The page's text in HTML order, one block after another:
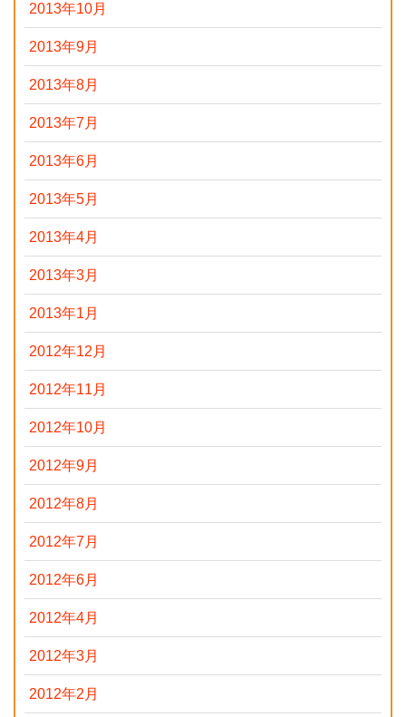
2013年10月
2013年9月
2013年8月
2013年7月
2013年6月
2013年5月
2013年4月
2013年3月
2013年1月
2012年12月
2012年11月
2012年10月
2012年9月
2012年8月
2012年7月
2012年6月
2012年4月
2012年3月
2012年2月